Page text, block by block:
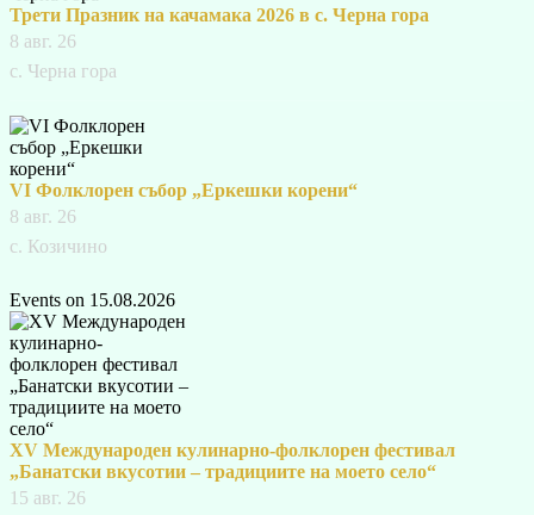
Трети Празник на качамака 2026 в с. Черна гора
8 авг. 26
с. Черна гора
VI Фолклорен събор „Еркешки корени“
8 авг. 26
с. Козичино
Events on 15.08.2026
XV Международен кулинарно-фолклорен фестивал
„Банатски вкусотии – традициите на моето село“
15 авг. 26